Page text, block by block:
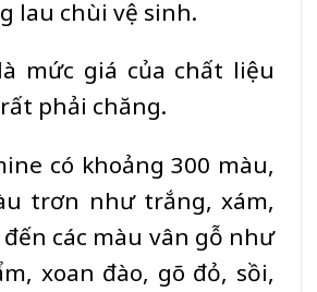
lau chùi vệ sinh.
mức giá của chất liệu
phải chăng.
có khoảng 300 màu,
trơn như trắng, xám,
các màu vân gỗ như
xoan đào, gõ đỏ, sồi,